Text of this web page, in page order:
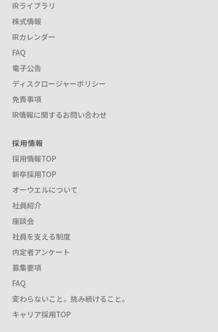
IRライブラリ
株式情報
IRカレンダー
FAQ
電子公告
ディスクロージャーポリシー
免責事項
IR情報に関するお問い合わせ
採用情報
採用情報TOP
新卒採用TOP
オーウエルについて
社員紹介
座談会
社員を支える制度
内定者アンケート
募集要項
FAQ
変わらないこと。挑み続けること。
キャリア採用TOP